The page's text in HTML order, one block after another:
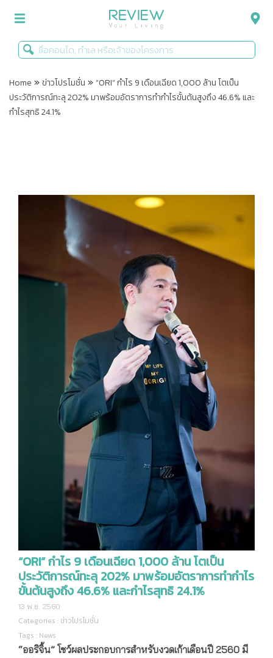
รีวิวคอนโด
รีวิวบ้าน
ข่าวโปรโมชั่น
Home »ข่าวโปรโมชั่น »“ORI” กำไร 9 เดือนเฉียด 1,000 ล้าน โตเป็น
ประวัติการณ์ทะลุ 202% มาพร้อมอัตราการทำกำไรขั้นต้นสูงถึง 46.6% และ
กำไรสุทธิ 24.1%
“ORI” กำไร 9 เดือนเฉียด 1,000 ล้าน โตเป็น
ประวัติการณ์ทะลุ 202% มาพร้อมอัตราการทำกำไร
ขั้นต้นสูงถึง 46.6% และกำไรสุทธิ 24.1%
13 พ.ย. 2560
Categories : ข่าวโปรโมชั่น
Tags : News
“ออริจิ้น” โชว์ผลประกอบการสำหรับงวดเก้าเดือนปี 2560 มี